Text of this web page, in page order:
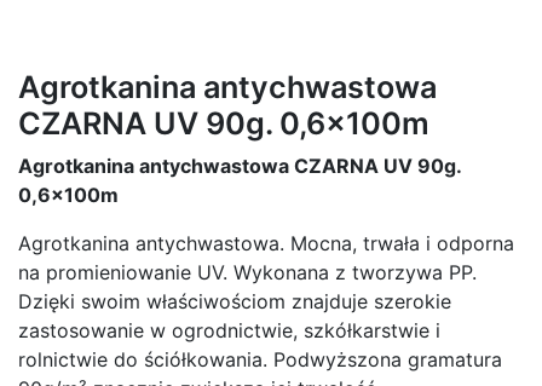
Agrotkanina antychwastowa
CZARNA UV 90g. 0,6x100m
Agrotkanina antychwastowa CZARNA UV 90g.
0,6x100m
Agrotkanina antychwastowa. Mocna, trwała i odporna
na promieniowanie UV. Wykonana z tworzywa PP.
Dzięki swoim właściwościom znajduje szerokie
zastosowanie w ogrodnictwie, szkółkarstwie i
rolnictwie do ściółkowania. Podwyższona gramatura